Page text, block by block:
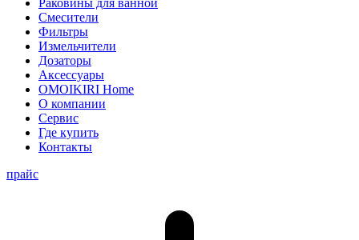
Раковины для ванной
Смесители
Фильтры
Измельчители
Дозаторы
Аксессуары
OMOIKIRI Home
О компании
Сервис
Где купить
Контакты
прайс